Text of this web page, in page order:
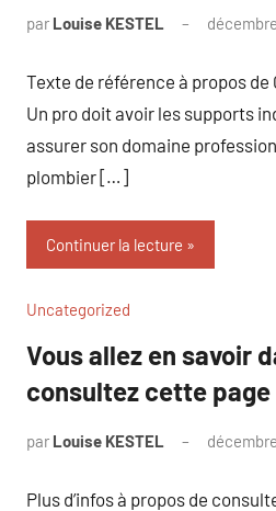
par Louise KESTEL
Texte de référence à propos
Un pro doit avoir les supports
assurer son domaine
plombier […]
Continuer la lecture
Uncategorized
Vous allez en savoir
consultez cette page
par Louise KESTEL
Plus d’infos à propos de